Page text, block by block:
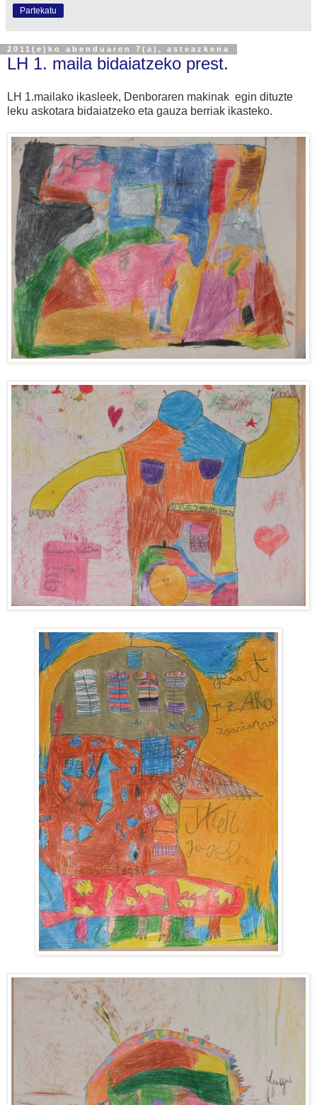
Partekatu
2011(e)ko abenduaren 7(a), asteazkena
LH 1. maila bidaiatzeko prest.
LH 1.mailako ikasleek, Denboraren makinak egin dituzte
leku askotara bidaiatzeko eta gauza berriak ikasteko.